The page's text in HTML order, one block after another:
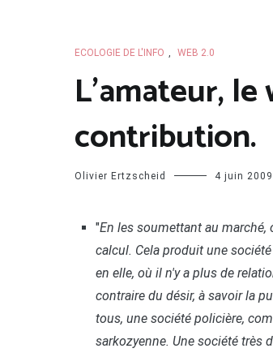
ECOLOGIE DE L'INFO , WEB 2.0
L’amateur,
contribution.
Olivier Ertzscheid 4 juin 2009
"En les soumettant au marché,
calcul. Cela produit une
en elle, où il n'y a plus de
contraire du désir, à savoir la
tous, une société policière,
sarkozyenne. Une société très